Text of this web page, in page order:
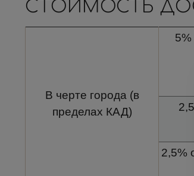
СТОИМОСТЬ
В черте города (в
пределах КАД)
5%
2,5%